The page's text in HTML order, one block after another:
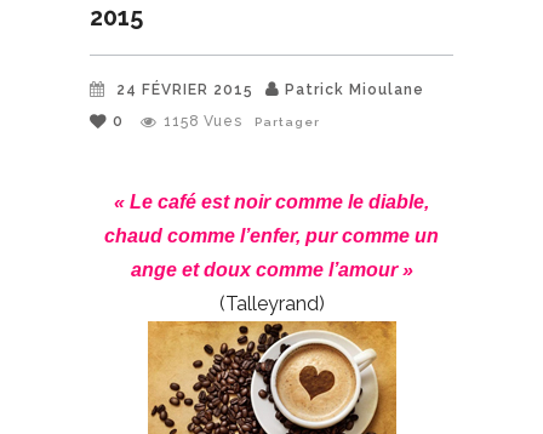
2015
24 FÉVRIER 2015
Patrick Mioulane
0
1158 Vues Partager
« Le café est noir comme le diable,
chaud comme l’enfer, pur comme un
ange et doux comme l’amour »
(Talleyrand)